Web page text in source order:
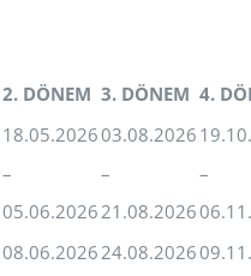
2. DÖNEM 3. DÖNEM 4.
18.05.2026
–
05.06.2026
03.08.2026
–
21.08.2026
–
08.06.202624.08.2026